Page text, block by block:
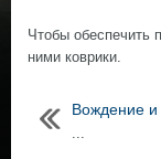
Чтобы обеспечить
ними коврики.
Вождение и
...